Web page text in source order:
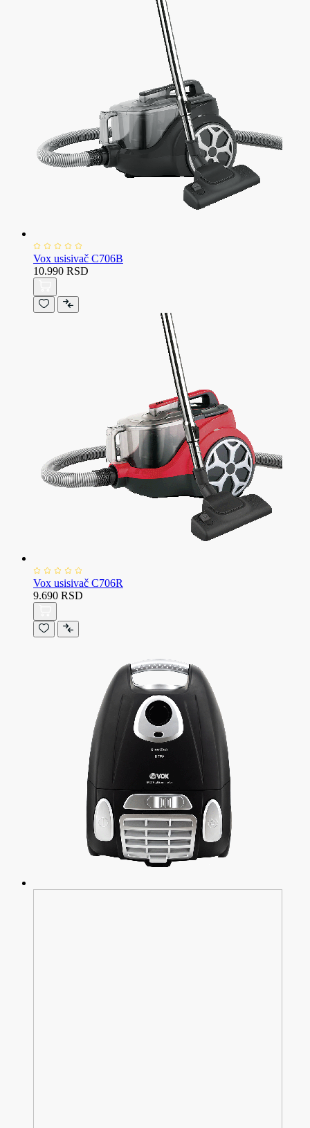
Vox usisivač C706B
10.990 RSD
Vox usisivač C706R
9.690 RSD